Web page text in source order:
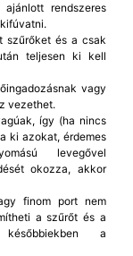
rendszeres
szűrőket és a csak
teljesen ki kell
vagy
vezethet.
így (ha nincs
ki azokat, érdemes
levegővel
okozza, akkor
finom port nem
a szűrőt és a
a